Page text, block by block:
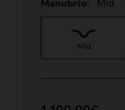
Mid
Mid